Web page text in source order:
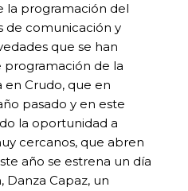
la programación del
de comunicación y
que se han
programación de la
en Crudo, que en
pasado y en este
la oportunidad a
cercanos, que abren
año se estrena un día
Danza Capaz, un